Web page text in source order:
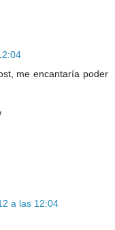
me encantaría poder
a las 12:04